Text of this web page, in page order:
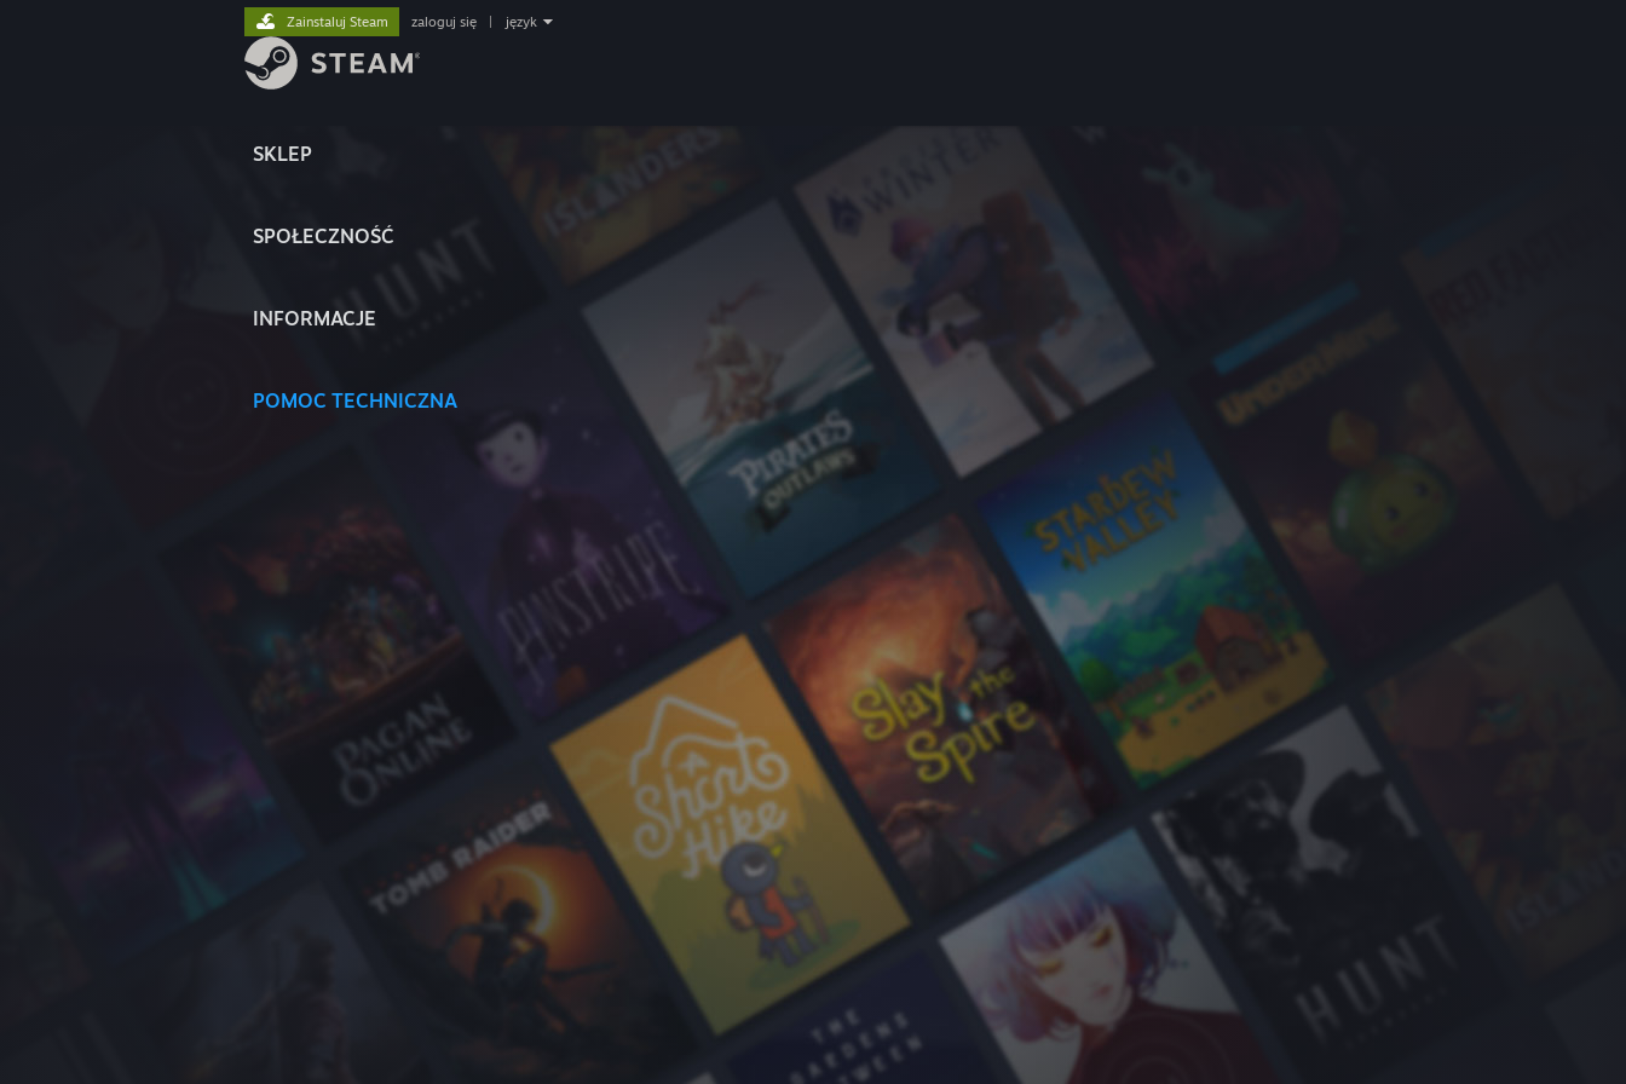
SKLEP
SPOŁECZNOŚĆ
INFORMACJE
POMOC TECHNICZNA
Zainstaluj Steam zaloguj się język